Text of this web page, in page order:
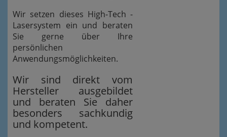
Wir setzen dieses High-Tech -
Lasersystem ein und beraten
Sie gerne über Ihre
persönlichen
Anwendungsmöglichkeiten.
Wir sind direkt vom
Hersteller ausgebildet
und beraten Sie daher
besonders sachkundig
und kompetent.